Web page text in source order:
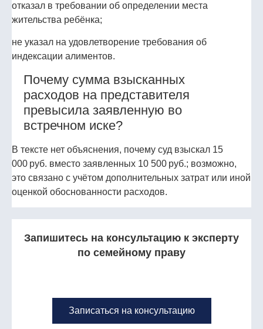
отказал в требовании об определении места
жительства ребёнка;
не указал на удовлетворение требования об
индексации алиментов.
Почему сумма взысканных
расходов на представителя
превысила заявленную во
встречном иске?
В тексте нет объяснения, почему суд взыскал 15
000 руб. вместо заявленных 10 500 руб.; возможно,
это связано с учётом дополнительных затрат или иной
оценкой обоснованности расходов.
Запишитесь на консультацию к эксперту
по семейному праву
Записаться на консультацию